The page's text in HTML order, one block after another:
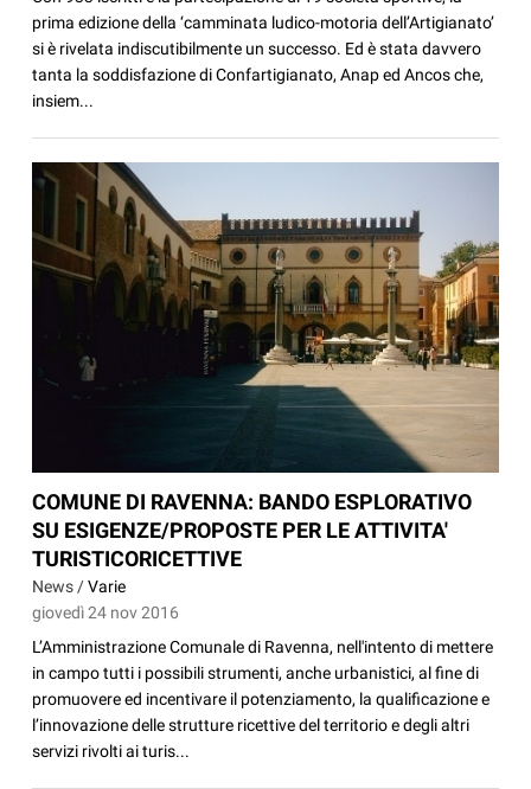
prima edizione della ‘camminata ludico-motoria dell’Artigianato’
si è rivelata indiscutibilmente un successo. Ed è stata davvero
tanta la soddisfazione di Confartigianato, Anap ed Ancos che,
insiem...
COMUNE DI RAVENNA: BANDO ESPLORATIVO
SU ESIGENZE/PROPOSTE PER LE ATTIVITA'
TURISTICORICETTIVE
News /Varie
giovedì 24 nov 2016
L’Amministrazione Comunale di Ravenna, nell'intento di mettere
in campo tutti i possibili strumenti, anche urbanistici, al fine di
promuovere ed incentivare il potenziamento, la qualificazione e
l’innovazione delle strutture ricettive del territorio e degli altri
servizi rivolti ai turis...